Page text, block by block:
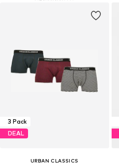
3 Pack
DEAL
URBAN CLASSICS